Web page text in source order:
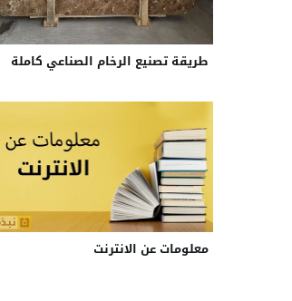
طريقة تصنيع الرخام الصناعي كاملة
معلومات عن الانترنت